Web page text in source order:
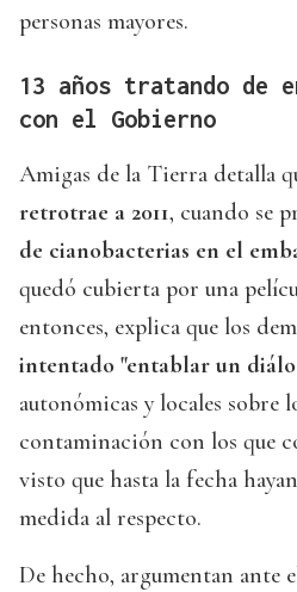
personas mayores.
13 años tratando de
con el Gobierno
Amigas de la Tierra detalla
retrotrae a 2011, cuando se
de cianobacterias en el
quedó cubierta por una
entonces, explica que los
intentado "entablar un
autonómicas y locales sobre
contaminación con los que
visto que hasta la fecha
medida al respecto.
De hecho, argumentan ante